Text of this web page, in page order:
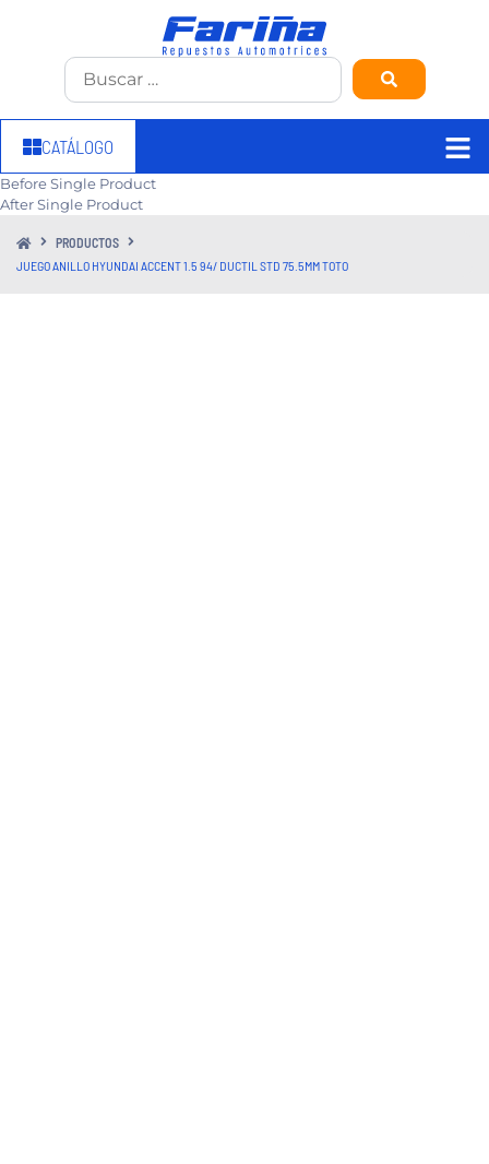
CATÁLOGO
Before Single Product
After Single Product
PRODUCTOS
JUEGO ANILLO HYUNDAI ACCENT 1.5 94/ DUCTIL STD 75.5MM TOTO